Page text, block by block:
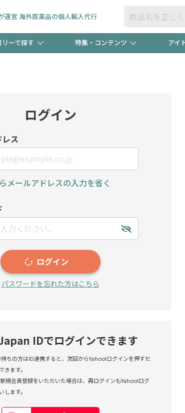
運営 海外医薬品の個人輸入代行
リーで探す
キット
特集・コンテンツ
新規登録で！今すぐ使えるクーポンプレゼ
友だち大募集！限定クーポンも不定期配信
アイ
ログイン
ス
メールアドレスの入力を省く
ログイン
パスワードを忘れた方はこちら
IDでログインできます
ちの方はID連携すると、次回からYahoo!ログインを押すだ
きます。
規会員登録をいただいた場合は、再ログインもYahoo!ログ
します。